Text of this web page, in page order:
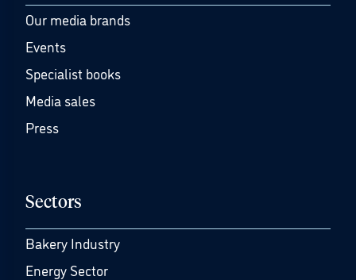
Our media brands
Events
Specialist books
Media sales
Press
Sectors
Bakery Industry
Energy Sector